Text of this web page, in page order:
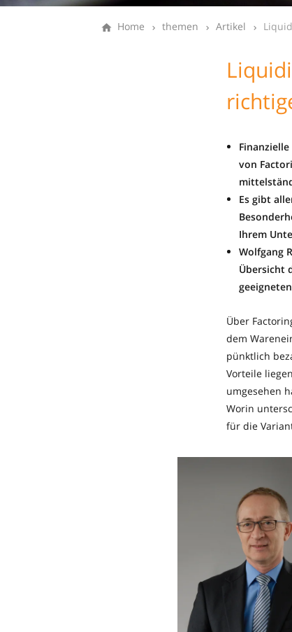
Home themen Artikel
von
Es gibt
Ihrem
Wolfgang
Übersicht
Über
dem
pünktlich
Vorteile
umgesehen
Worin
für die